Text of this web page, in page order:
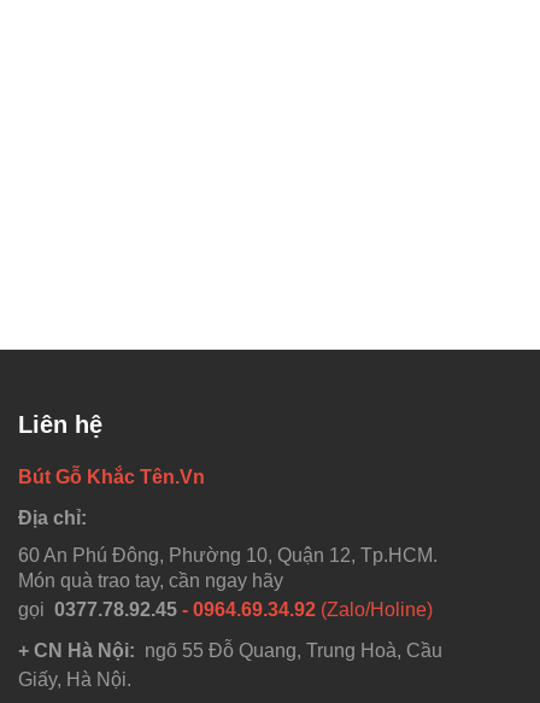
Liên hệ
Bút Gỗ Khắc Tên.Vn
Địa chỉ:
60 An Phú Đông, Phường 10, Quận 12, Tp.HCM.
Món quà trao tay, cần ngay hãy
gọi 0377.78.92.45 - 0964.69.34.92 (Zalo/Holine)
+ CN Hà Nội: ngõ 55 Đỗ Quang, Trung Hoà, Cầu
Giấy, Hà Nội.